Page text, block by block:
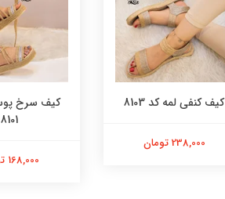
کیف کنفی لمه کد 8103
238,000 تومان
8101
168,000 تومان